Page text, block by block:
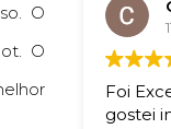
O
O
Foi
gostei